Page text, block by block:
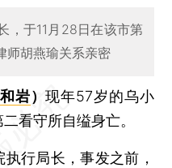
，于11月28日在该市第
师胡燕瑜关系亲密
岩）现年57岁的乌小
看守所自缢身亡。
行局长，事发之前，